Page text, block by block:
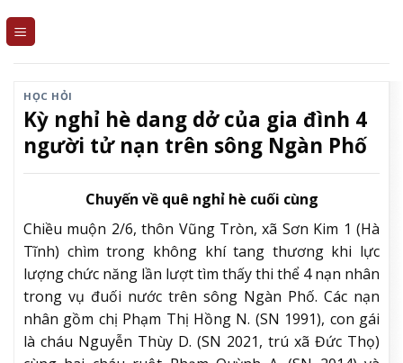
HỌC HỎI
Kỳ nghỉ hè dang dở của gia đình 4
người tử nạn trên sông Ngàn Phố
Chuyến về quê nghỉ hè cuối cùng
Chiều muộn 2/6, thôn Vũng Tròn, xã Sơn Kim 1 (Hà
Tĩnh) chìm trong không khí tang thương khi lực
lượng chức năng lần lượt tìm thấy thi thể 4 nạn nhân
trong vụ đuối nước trên sông Ngàn Phố. Các nạn
nhân gồm chị Phạm Thị Hồng N. (SN 1991), con gái
là cháu Nguyễn Thùy D. (SN 2021, trú xã Đức Thọ)